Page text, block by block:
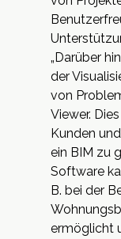
„Darüber
der
von
Viewer.
Kunden
ein BIM zu
Software
B. bei der
ermöglicht